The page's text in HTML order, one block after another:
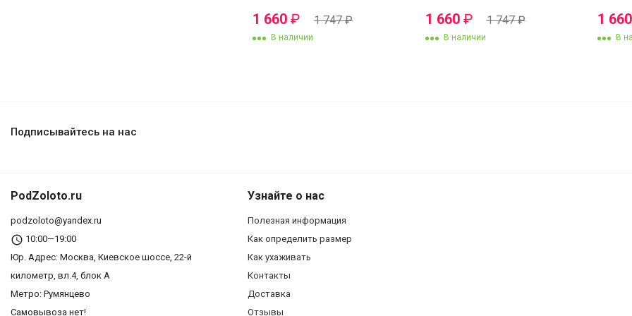
1 660 ₽ 1 747₽
В наличии
1 660 ₽ 1 747₽
В наличии
1 660
В
Подписывайтесь на нас
PodZoloto.ru
podzoloto@yandex.ru
10:00—19:00
Юр. Адреc: Москва, Киевское шоссе, 22-й
километр, вл.4, блок А
Метро: Румянцево
Самовывоза нет!
Узнайте о нас
Полезная информация
Как определить размер
Как ухаживать
Контакты
Доставка
Отзывы